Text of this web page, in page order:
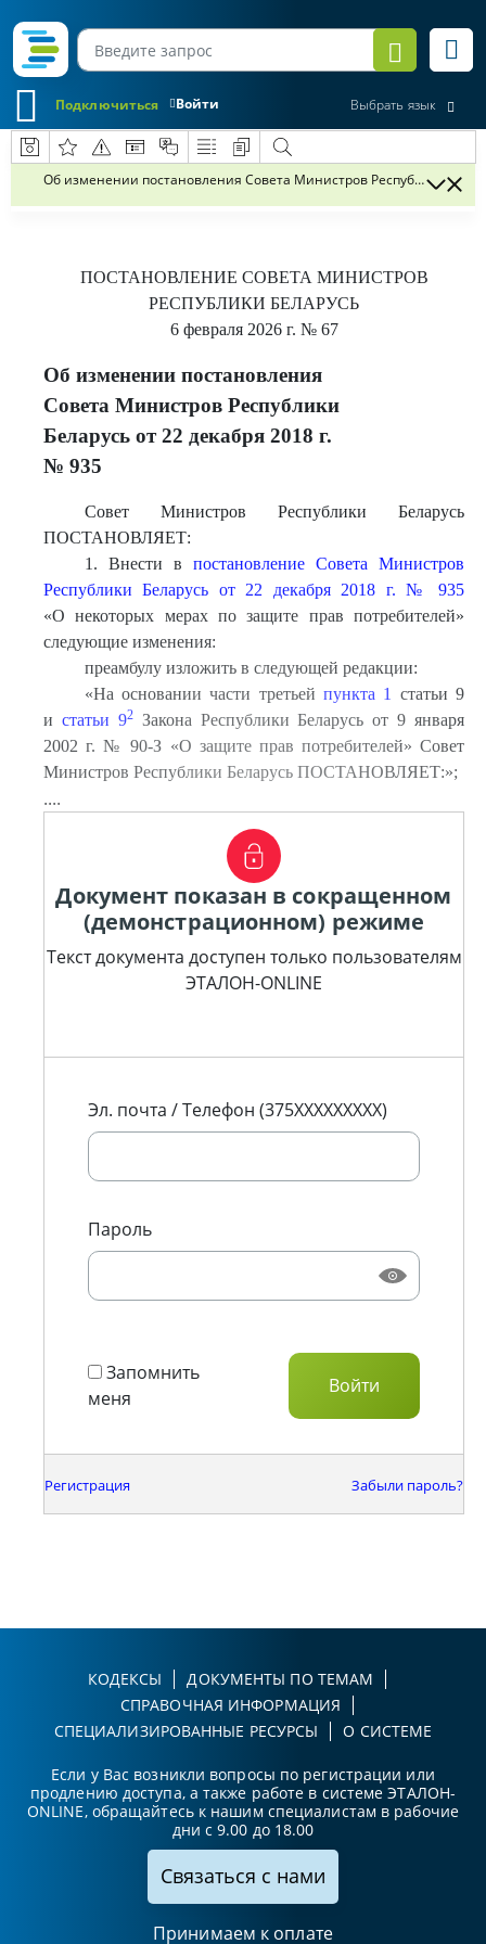
Войти
Подключиться Выбрать язык
Об изменении постановления Совета Министров Республики
ПОСТАНОВЛЕНИЕ СОВЕТА МИНИСТРОВ
РЕСПУБЛИКИ БЕЛАРУСЬ
6 февраля 2026 г. № 67
Об изменении постановления
Совета Министров Республики
Беларусь от 22 декабря 2018 г.
№ 935
Совет Министров Республики Беларусь
ПОСТАНОВЛЯЕТ:
1. Внести в постановление Совета Министров
Республики Беларусь от 22 декабря 2018 г. № 935
«О некоторых мерах по защите прав потребителей»
следующие изменения:
преамбулу изложить в следующей редакции:
«На основании части третьейпункта 1
статьи 9
и статьи 92Закона Республики Беларусь от 9 января
2002 г. № 90-З «О защите прав потребителей» Совет
Министров Республики Беларусь ПОСТАНОВЛЯЕТ:»;
....
Документ показан в сокращенном
(демонстрационном) режиме
Текст документа доступен только пользователям
ЭТАЛОН-ONLINE
Эл. почта / Телефон (375XXXXXXXXX)
Пароль
Запомнить
меня
Регистрация Забыли пароль?
КОДЕКСЫ
ДОКУМЕНТЫ ПО ТЕМАМ
СПРАВОЧНАЯ ИНФОРМАЦИЯ
СПЕЦИАЛИЗИРОВАННЫЕ РЕСУРСЫ
О СИСТЕМЕ
Если у Вас возникли вопросы по регистрации или
продлению доступа, а также работе в системе ЭТАЛОН-
ONLINE, обращайтесь к нашим специалистам в рабочие
дни с 9.00 до 18.00
Связаться с нами
Принимаем к оплате